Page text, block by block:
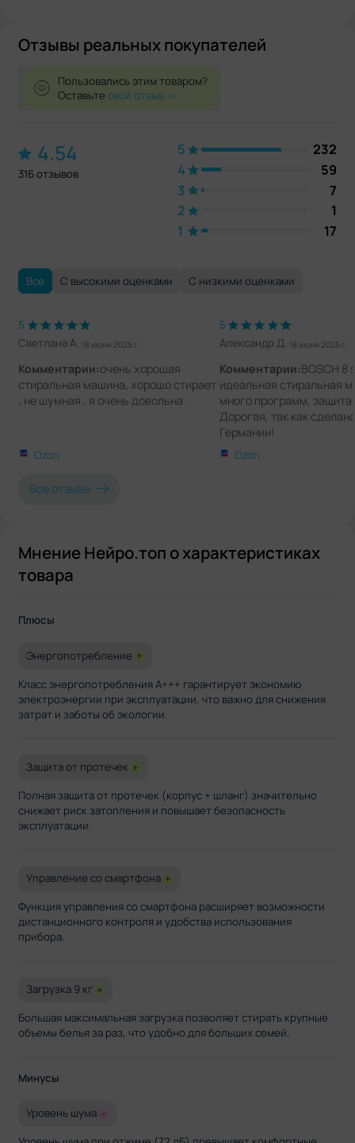
Отзывы реальных покупателей
Пользовались этим товаром?
Оставьтесвой отзыв
4.54
316 отзывов
5
232
4
59
3
7
2
1
1
17
Все С высокими оценками С низкими оценками
5
Светлана А. 18 июня 2025 г.
Комментарии:очень хорошая
стиральная машина, хорошо стирает
, не шумная , я очень довольна .
Ozon
5
Александр Д. 18 июня 2025 г.
Комментарии:BOSCH 8
идеальная стиральная
много программ, защита
Дорогая, так как
Германии!
Ozon
Все отзывы
Мнение Нейро.топ о характеристиках
товара
Плюсы
Энергопотребление +
Класс энергопотребления A+++ гарантирует экономию
электроэнергии при эксплуатации, что важно для снижения
затрат и заботы об экологии.
Защита от протечек +
Полная защита от протечек (корпус + шланг) значительно
снижает риск затопления и повышает безопасность
эксплуатации.
Управление со смартфона +
Функция управления со смартфона расширяет возможности
дистанционного контроля и удобства использования
прибора.
Загрузка 9 кг +
Большая максимальная загрузка позволяет стирать крупные
объемы белья за раз, что удобно для больших семей.
Минусы
Уровень шума -